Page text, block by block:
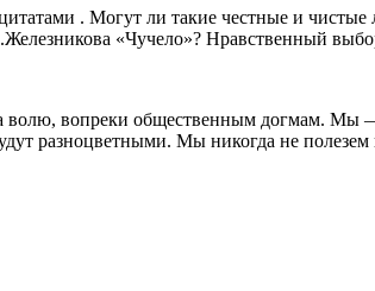
. Могут ли такие честные и
«Чучело»? Нравственный
волю, вопреки общественным догмам.
разноцветными. Мы никогда не полезем